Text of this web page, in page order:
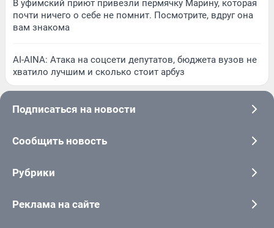
В уфимский приют привезли пермячку Марину, которая
почти ничего о себе не помнит. Посмотрите, вдруг она
вам знакома
AI-AINA: Атака на соцсети депутатов, бюджета вузов не
хватило лучшим и сколько стоит арбуз
Подписаться на новости
Сообщить новость
Рубрики
Реклама на сайте